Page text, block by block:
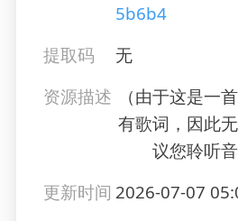
5b6b4
提取码
无
资源描述
（由于这是一
有歌词，因此
议您聆听
更新时间 2026-07-07